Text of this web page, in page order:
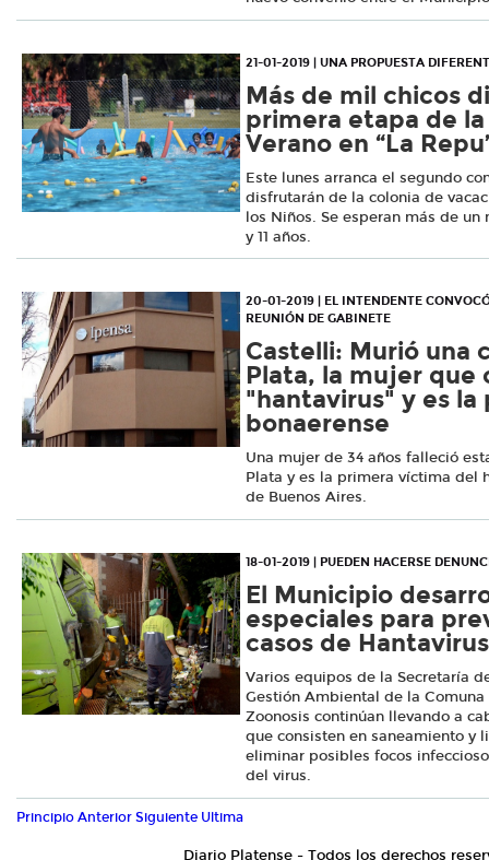
21-01-2019 | UNA PROPUESTA
Más de mil chicos
primera etapa de
Verano en “La
Este lunes arranca el segundo
disfrutarán de la colonia de
los Niños. Se esperan más de
y 11 años.
20-01-2019 | EL INTENDENTE
REUNIÓN DE GABINETE
Castelli: Murió una
Plata, la mujer que
"hantavirus" y es
bonaerense
Una mujer de 34 años falleció
Plata y es la primera víctima del
de Buenos Aires.
18-01-2019 | PUEDEN HACERSE
El Municipio
especiales para
casos de Hantavirus
Varios equipos de la Secretaría
Gestión Ambiental de la
Zoonosis continúan llevando a
que consisten en saneamiento y
eliminar posibles focos
del virus.
Principio Anterior Siguiente Ultima
Diario Platense - Todos los derechos